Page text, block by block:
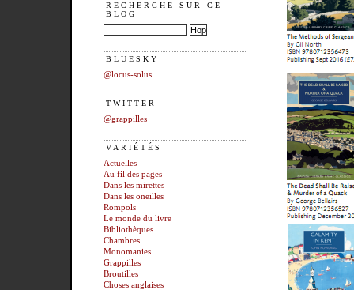
RECHERCHE SUR CE
BLOG
BLUESKY
@locus-solus
TWITTER
@grappilles
VARIÉTÉS
Actuelles
Au fil des pages
Dans les mirettes
Dans les oneilles
Rompols
Le monde du livre
Bibliothèques
Chambres
Monomanies
Grappilles
Broutilles
Choses anglaises